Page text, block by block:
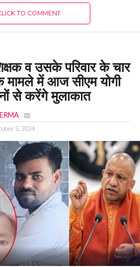
TO COMMENT
व उसके परिवार के चार
मामले में आज सीएम योगी
से करेंगे मुलाकात
5, 2024